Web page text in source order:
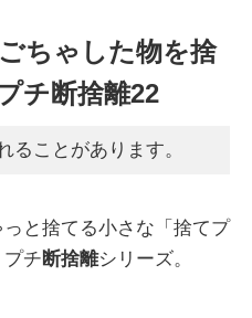
ちゃした物を捨
チ断捨離22
ることがあります。
と捨てる小さな「捨てプ
チ断捨離シリーズ。